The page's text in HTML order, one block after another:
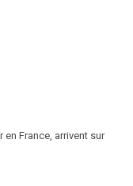
France, arrivent sur